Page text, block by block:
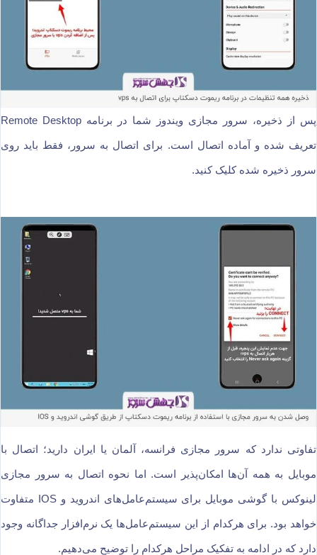
پس از ذخیره، سرور مجازی ویندوز شما در برنامه Remote Desktop
تعریف شده و آماده اتصال است. برای اتصال به سرور، فقط باید روی
سرور ذخیره شده کلیک کنید.
تفاوتی ندارد که سرور مجازی فرانسه، آلمان یا ایران دارید؛ اتصال با
موبایل به همه آن‌ها امکان‌پذیر است. اما نحوه اتصال به سرور مجازی
لینوکس با گوشی موبایل برای سیستم‌عامل‌های اندروید و IOS متفاوت
خواهد بود. برای هرکدام از این سیستم‌عامل‌ها یک نرم‌افزار جداگانه وجود
دارد که در ادامه به تفکیک مراحل هرکدام را توضیح می‌دهیم.